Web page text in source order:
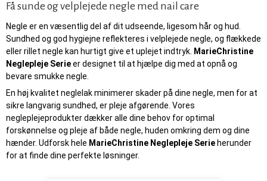
Få sunde og velplejede negle med nail care
Negle er en væsentlig del af dit udseende, ligesom hår og hud.
Sundhed og god hygiejne reflekteres i velplejede negle, og flækkede
eller rillet negle kan hurtigt give et uplejet indtryk. MarieChristine
Neglepleje Serieer designet til at hjælpe dig med at opnå og
bevare smukke negle.
En høj kvalitet neglelak minimerer skader på dine negle, men for at
sikre langvarig sundhed, er pleje afgørende. Vores
negleplejeprodukter dækker alle dine behov for optimal
forskønnelse og pleje af både negle, huden omkring dem og dine
hænder. Udforsk hele MarieChristine Neglepleje Serie herunder
for at finde dine perfekte løsninger.